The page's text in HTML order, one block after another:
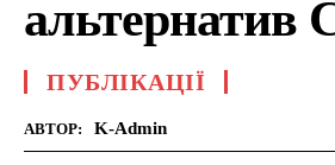
альтернатив
ПУБЛІКАЦІЇ
АВТОР: K-Admin